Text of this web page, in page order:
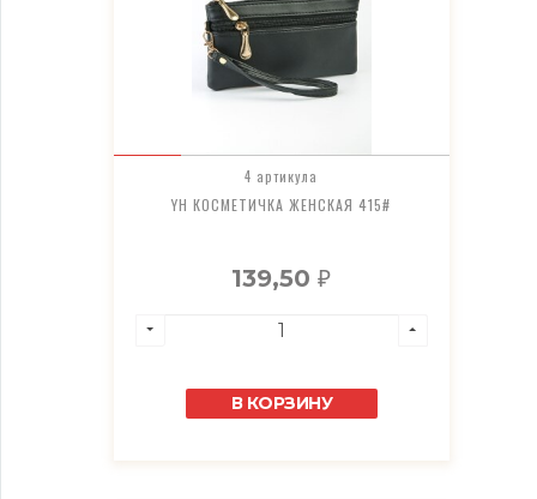
4 артикула
YH КОСМЕТИЧКА ЖЕНСКАЯ 415#
139,50₽
В КОРЗИНУ